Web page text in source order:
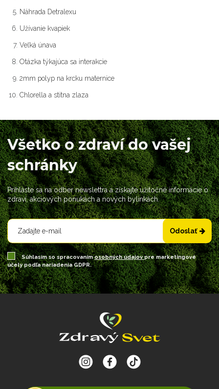
Náhrada Detralexu
Užívanie kvapiek
Veľká únava
Otázka týkajúca sa interakcie
2mm polyp na krcku maternice
Chlorella a stitna zlaza
Všetko o zdraví do vašej
schránky
Prihláste sa na odber newslettra a získajte užitočné informácie o
zdraví, akciových ponukách a nových bylinkách.
Odoslať
Súhlasím so spracovanímosobných údajovpre marketingové
účely podľa nariadenia GDPR.